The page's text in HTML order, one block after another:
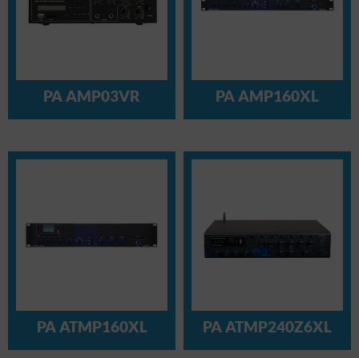
PA AMP03VR PA AMP160XL
PA ATMP160XL PA ATMP240Z6XL